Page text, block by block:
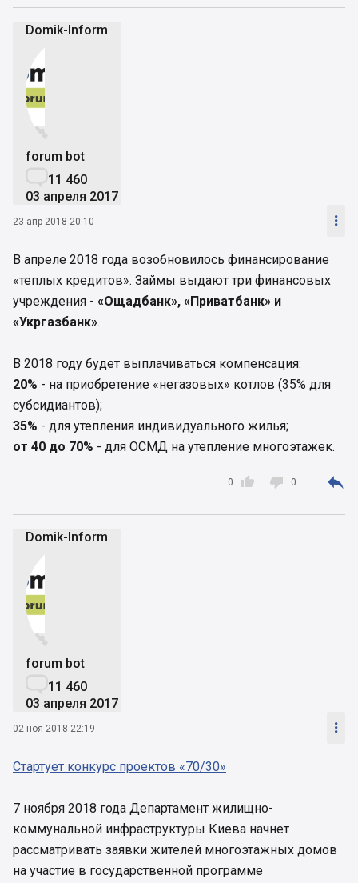
Domik-Inform


forum bot
11 460
03 апреля 2017
23 апр 2018 20:10 
В апреле 2018 года возобновилось финансирование
«теплых кредитов». Займы выдают три финансовых
учреждения - «Ощадбанк», «Приватбанк» и
«Укргазбанк».
В 2018 году будет выплачиваться компенсация:
20% - на приобретение «негазовых» котлов (35% для
субсидиантов);
35% - для утепления индивидуального жилья;
от 40 до 70% - для ОСМД на утепление многоэтажек.

0  0 
Domik-Inform


forum bot
11 460
03 апреля 2017
02 ноя 2018 22:19 
Стартует конкурс проектов «70/30»
7 ноября 2018 года Департамент жилищно-
коммунальной инфраструктуры Киева начнет
рассматривать заявки жителей многоэтажных домов
на участие в государственной программе